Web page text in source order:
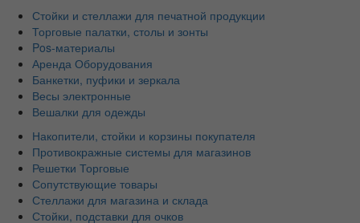
Стойки и стеллажи для печатной продукции
Торговые палатки, столы и зонты
Pos-материалы
Аренда Оборудования
Банкетки, пуфики и зеркала
Весы электронные
Вешалки для одежды
Накопители, стойки и корзины покупателя
Противокражные системы для магазинов
Решетки Торговые
Сопутствующие товары
Стеллажи для магазина и склада
Стойки, подставки для очков